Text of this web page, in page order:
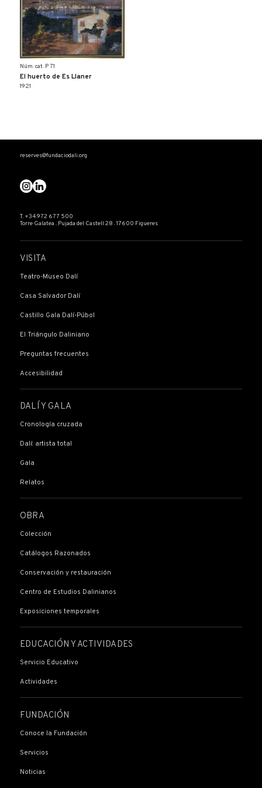
Núm. cat. P 71
El huerto de Es Llaner
1921
reserves@fundaciodali.org
T. +34 972 677 500
Torre Galatea . Pujada del Castell 28 . 17600 Figueres
VISITA
Teatro-Museo Dalí
Casa Salvador Dalí
Castillo Gala Dalí-Púbol
El Triángulo Daliniano
Preguntas frecuentes
Accesibilidad
DALÍ Y GALA
Cronología cruzada
Dalí: artista total
Gala
Relatos
OBRA
Colección
Catálogos Razonados
Conservación y restauración
Centro de Estudios Dalinianos
Exposiciones temporales
EDUCACIÓN Y ACTIVIDADES
Servicio Educativo
Actividades
FUNDACIÓN
Conoce la Fundación
Servicios
Noticias